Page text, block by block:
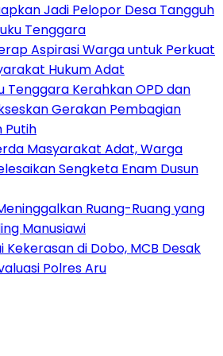
Jadi Pelopor Desa Tangguh
Tenggara
Aspirasi Warga untuk Perkuat
Hukum Adat
Tenggara Kerahkan OPD dan
Gerakan Pembagian
Putih
Masyarakat Adat, Warga
Sengketa Enam Dusun
Ruang-Ruang yang
Manusiawi
Kekerasan di Dobo, MCB Desak
Polres Aru